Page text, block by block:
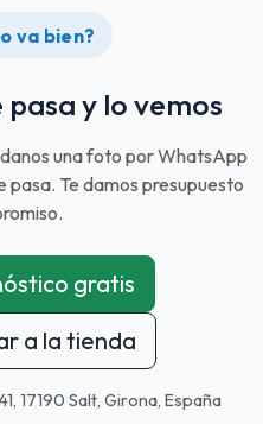
va bien?
y lo vemos
una foto por WhatsApp
pasa. Te damos presupuesto
gratis
a la tienda
17190 Salt, Girona, España